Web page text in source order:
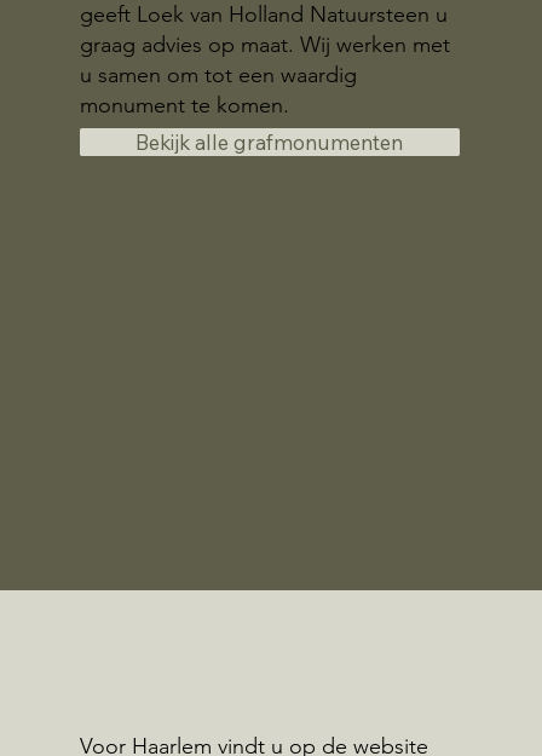
geeft Loek van Holland Natuursteen u
graag advies op maat. Wij werken met
u samen om tot een waardig
monument te komen.
Bekijk alle grafmonumenten
Voor Haarlem vindt u op de website